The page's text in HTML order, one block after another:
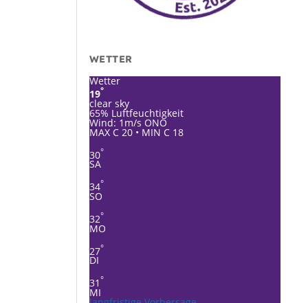
WETTER
Wetter
19°
clear sky
65% Luftfeuchtigkeit
Wind: 1m/s ONO
MAX C 20 • MIN C 18
30°
SA
34°
SO
32°
MO
27°
DI
31°
MI